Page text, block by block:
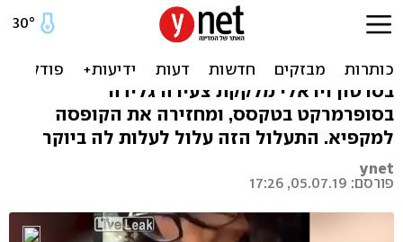
בדרך לכלא? ליקקה גלידה
והחזירה למקפיא בחנות
בסרטון ויראלי מלקקת צעירה גלידה
בסופרמרקט בטקסס, ומחזירה את הקופסה
למקפיא. התעלול הזה עלול לעלות לה ביוקר
ynet
פורסם: 05.07.19, 17:26